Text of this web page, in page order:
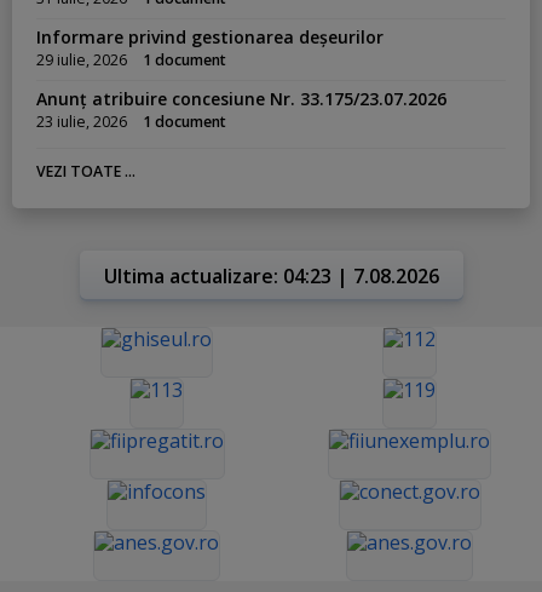
Informare privind gestionarea deșeurilor
29 iulie, 2026 1 document
Anunț atribuire concesiune Nr. 33.175/23.07.2026
23 iulie, 2026 1 document
VEZI TOATE ...
Ultima actualizare: 04:23 | 7.08.2026